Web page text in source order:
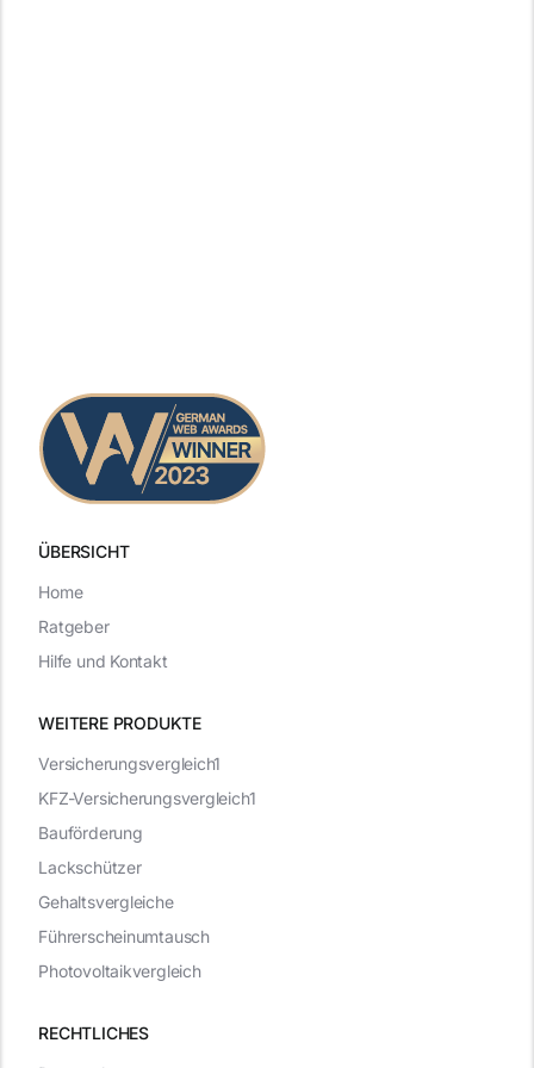
ÜBERSICHT
WEITERE PRODUKTE
RECHTLICHES
Versicherungsvergleich1
KFZ-Versicherungsvergleich1
Bauförderung
Lackschützer
Gehaltsvergleiche
Führerscheinumtausch
Photovoltaikvergleich
Home
Ratgeber
Hilfe und Kontakt